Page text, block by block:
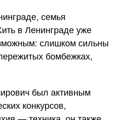
семья
в Ленинграде уже
слишком сильны
бомбежках,
был активным
конкурсов,